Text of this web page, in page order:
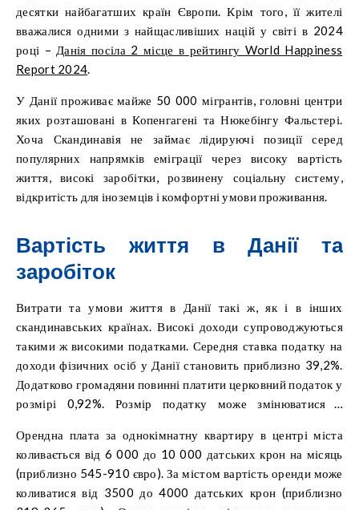
десятки найбагатших країн Європи. Крім того, її жителі
вважалися одними з найщасливіших націй у світі в 2024
році – Данія посіла 2 місце в рейтингу World Happiness
Report 2024.
У Данії проживає майже 50 000 мігрантів, головні центри
яких розташовані в Копенгагені та Нюкебінгу Фальстері.
Хоча Скандинавія не займає лідируючі позиції серед
популярних напрямків еміграції через високу вартість
життя, високі заробітки, розвинену соціальну систему,
відкритість для іноземців і комфортні умови проживання.
Вартість життя в Данії та
заробіток
Витрати та умови життя в Данії такі ж, як і в інших
скандинавських країнах. Високі доходи супроводжуються
такими ж високими податками. Середня ставка податку на
доходи фізичних осіб у Данії становить приблизно 39,2%.
Додатково громадяни повинні платити церковний податок у
розмірі 0,92%. Розмір податку може змінюватися в
Орендна плата за однокімнатну квартиру в центрі міста
коливається від 6 000 до 10 000 датських крон на місяць
(приблизно 545-910 євро). За містом вартість оренди може
коливатися від 3500 до 4000 датських крон (приблизно